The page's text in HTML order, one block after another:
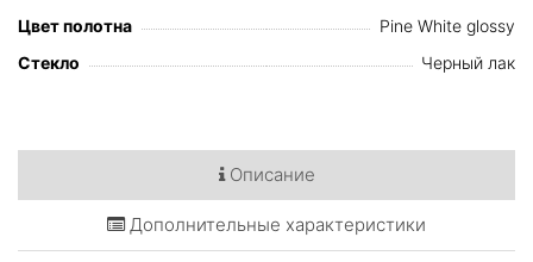
Цвет полотна
Pine White glossy
Стекло
Черный лак
Описание
Дополнительные характеристики